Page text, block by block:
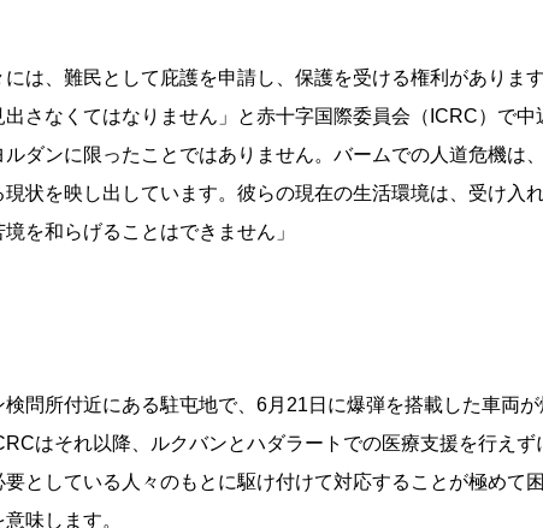
には、難民として庇護を申請し、保護を受ける権利があり
さなくてはなりません」と赤十字国際委員会（ICRC）で
ダンに限ったことではありません。バームでの人道危機は
状を映し出しています。彼らの現在の生活環境は、受け入
を和らげることはできません」
問所付近にある駐屯地で、6月21日に爆弾を搭載した車両
はそれ以降、ルクバンとハダラートでの医療支援を行え
としている人々のもとに駆け付けて対応することが極めて
味します。